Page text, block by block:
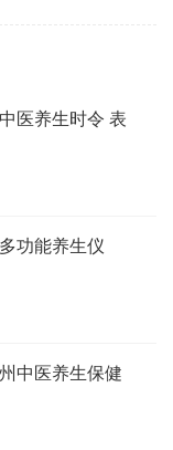
医养生时令 表
功能养生仪
中医养生保健